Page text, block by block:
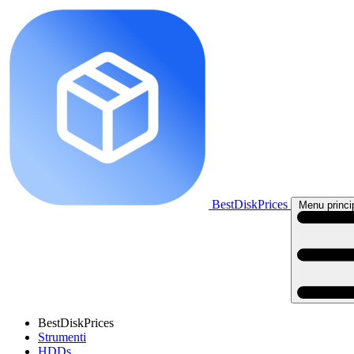
BestDiskPrices Menu
BestDiskPrices
Strumenti